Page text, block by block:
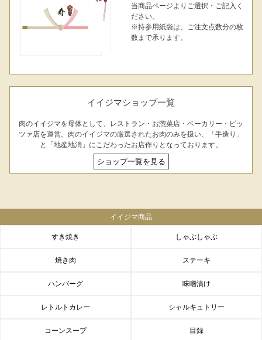
当商品ページよりご選択・ご記入く
ださい。
※持参用紙袋は、ご注文点数分の枚
数まで承ります。
イイジマショップ一覧
肉のイイジマを母体として、レストラン・お惣菜店・ベーカリー・ピッ
ツァ店を運営。肉のイイジマの厳選されたお肉のみを扱い、「手造り」
と「地産地消」にこだわったお店作りとなっております。
ショップ一覧を見る
イイジマ商品
すき焼き しゃぶしゃぶ
焼き肉 ステーキ
ハンバーグ 味噌漬け
レトルトカレー シャルキュトリー
コーンスープ 目録